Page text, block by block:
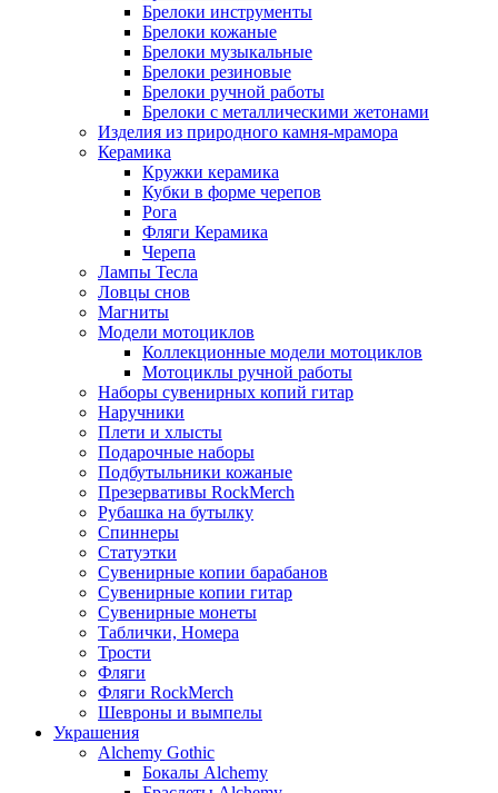
Брелоки инструменты
Брелоки кожаные
Брелоки музыкальные
Брелоки резиновые
Брелоки ручной работы
Брелоки с металлическими жетонами
Изделия из природного камня-мрамора
Керамика
Кружки керамика
Кубки в форме черепов
Рога
Фляги Керамика
Черепа
Лампы Тесла
Ловцы снов
Магниты
Модели мотоциклов
Коллекционные модели мотоциклов
Мотоциклы ручной работы
Наборы сувенирных копий гитар
Наручники
Плети и хлысты
Подарочные наборы
Подбутыльники кожаные
Презервативы RockMerch
Рубашка на бутылку
Спиннеры
Статуэтки
Сувенирные копии барабанов
Сувенирные копии гитар
Сувенирные монеты
Таблички, Номера
Трости
Фляги
Фляги RockMerch
Шевроны и вымпелы
Украшения
Alchemy Gothic
Бокалы Alchemy